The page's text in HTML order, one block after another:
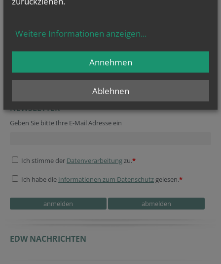
Informationsblatt
NEWSLETTER
Geben Sie bitte Ihre E-Mail Adresse ein
Ich stimme der Datenverarbeitungzu.*
Ich habe die Informationen zum Datenschutz gelesen.*
EDW NACHRICHTEN
Weitere Informationen anzeigen...
Ablehnen
Annehmen